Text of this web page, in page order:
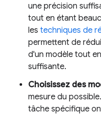
une précision
tout en étant
les techniques de
permettent de
d'un modèle tout
suffisante.
Choisissez des
mesure du
tâche spécifique